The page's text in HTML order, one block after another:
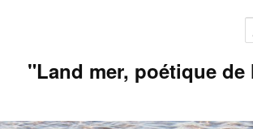
"Land mer, poétique